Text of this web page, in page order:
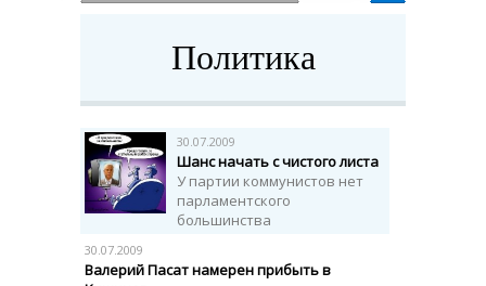
Политика
30.07.2009
Шанс начать с чистого листа
У партии коммунистов нет
парламентского
большинства
30.07.2009
Валерий Пасат намерен прибыть в